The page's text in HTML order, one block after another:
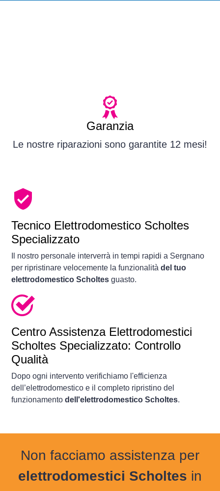
Garanzia
Le nostre riparazioni sono garantite 12 mesi!
Tecnico Elettrodomestico Scholtes
Specializzato
Il nostro personale interverrà in tempi rapidi a Sergnano
per ripristinare velocemente la funzionalità del tuo
elettrodomestico Scholtes guasto.
Centro Assistenza Elettrodomestici
Scholtes Specializzato: Controllo
Qualità
Dopo ogni intervento verifichiamo l'efficienza
dell’elettrodomestico e il completo ripristino del
funzionamento dell'elettrodomestico Scholtes.
Non facciamo assistenza per
elettrodomestici Scholtes in